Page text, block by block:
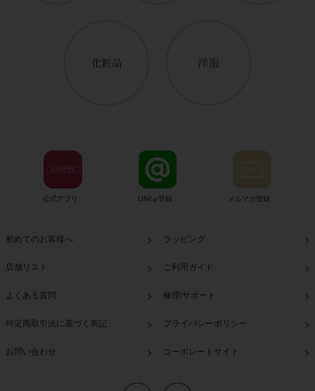
公式アプリ LINE@登録 メルマガ登録
初めてのお客様へ ラッピング
店舗リスト ご利用ガイド
よくある質問 修理/サポート
特定商取引法に基づく表記 プライバシーポリシー
お問い合わせ コーポレートサイト